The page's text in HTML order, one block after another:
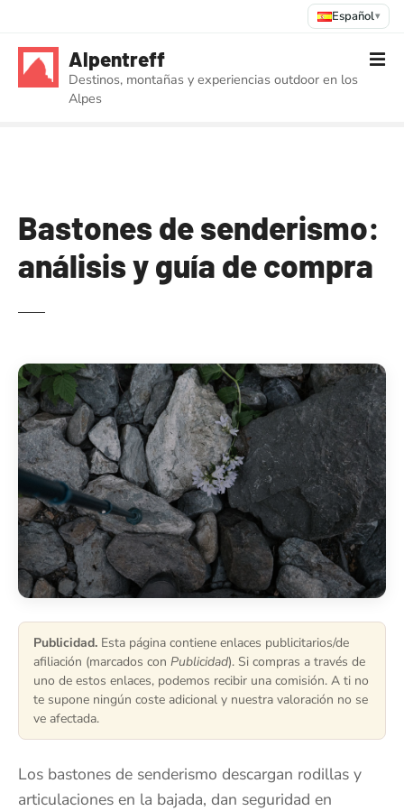
Español▾
Alpentreff
Destinos, montañas y experiencias outdoor en los
Alpes
Bastones de senderismo:
análisis y guía de compra
Publicidad. Esta página contiene enlaces publicitarios/de
afiliación (marcados con Publicidad). Si compras a través de
uno de estos enlaces, podemos recibir una comisión. A ti no
te supone ningún coste adicional y nuestra valoración no se
ve afectada.
Los bastones de senderismo descargan rodillas y
articulaciones en la bajada, dan seguridad en